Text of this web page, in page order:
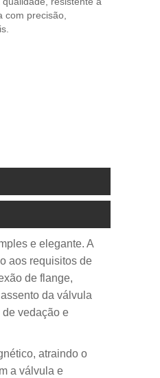
com precisão,
e elegante. A
aos requisitos de
de flange,
da válvula
vedação e
atraindo o
a válvula e